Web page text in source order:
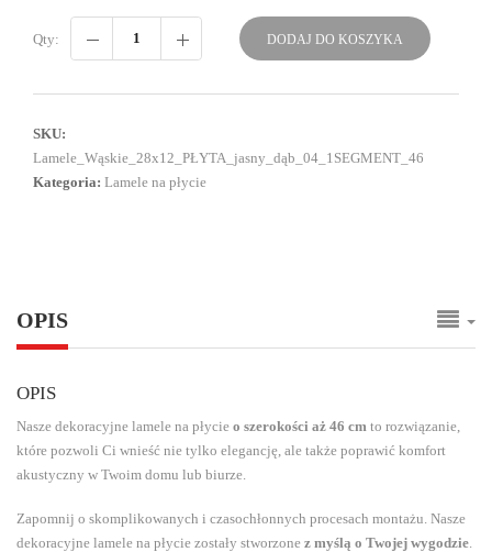
Qty: DODAJ DO KOSZYKA
SKU:
Lamele_Wąskie_28x12_PŁYTA_jasny_dąb_04_1SEGMENT_46
Kategoria: Lamele na płycie
OPIS
OPIS
Nasze dekoracyjne lamele na płycie o szerokości aż 46 cm to rozwiązanie,
które pozwoli Ci wnieść nie tylko elegancję, ale także poprawić komfort
akustyczny w Twoim domu lub biurze.
Zapomnij o skomplikowanych i czasochłonnych procesach montażu. Nasze
dekoracyjne lamele na płycie zostały stworzone z myślą o Twojej wygodzie